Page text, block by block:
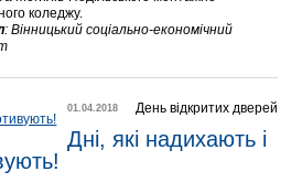
коледжу.
:Вінницький соціально-економічний
День відкритих дверей
01.04.2018
Дні, які надихають і